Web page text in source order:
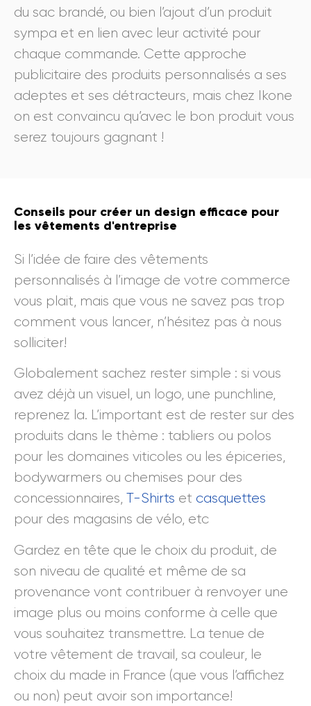
du sac brandé, ou bien l’ajout d’un produit
sympa et en lien avec leur activité pour
chaque commande. Cette approche
publicitaire des produits personnalisés a ses
adeptes et ses détracteurs, mais chez Ikone
on est convaincu qu’avec le bon produit vous
serez toujours gagnant !
Conseils pour créer un design efficace pour
les vêtements d'entreprise
Si l’idée de faire des vêtements
personnalisés à l’image de votre commerce
vous plait, mais que vous ne savez pas trop
comment vous lancer, n’hésitez pas à nous
solliciter!
Globalement sachez rester simple : si vous
avez déjà un visuel, un logo, une punchline,
reprenez la. L’important est de rester sur des
produits dans le thème : tabliers ou polos
pour les domaines viticoles ou les épiceries,
bodywarmers ou chemises pour des
concessionnaires, T-Shirts et casquettes
pour des magasins de vélo, etc
Gardez en tête que le choix du produit, de
son niveau de qualité et même de sa
provenance vont contribuer à renvoyer une
image plus ou moins conforme à celle que
vous souhaitez transmettre. La tenue de
votre vêtement de travail, sa couleur, le
choix du made in France (que vous l’affichez
ou non) peut avoir son importance!